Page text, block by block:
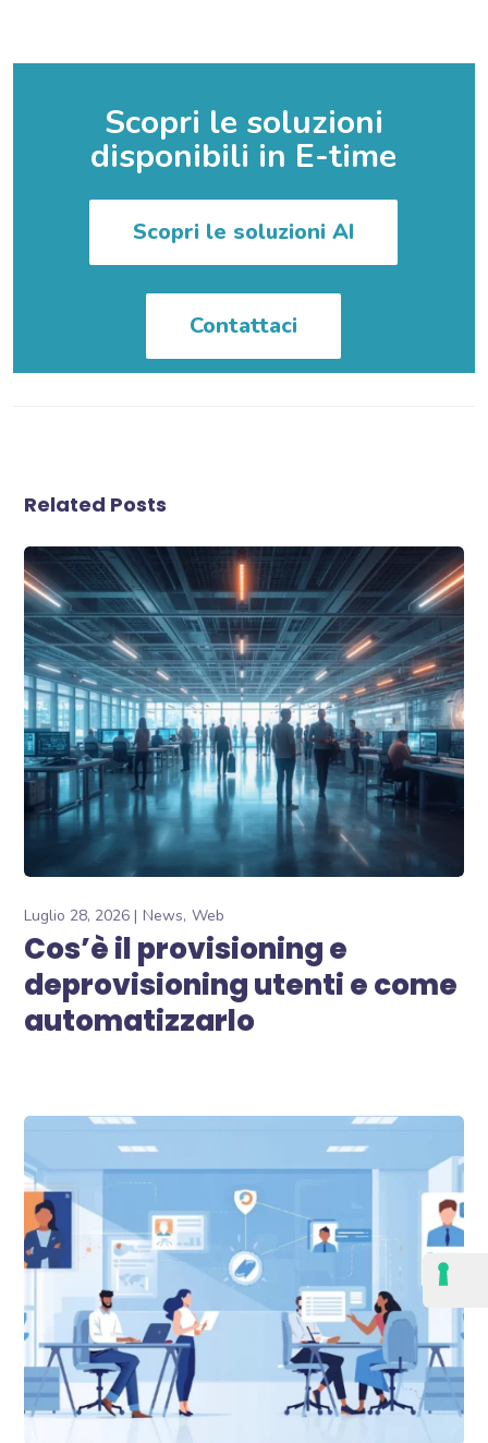
Scopri le soluzioni
disponibili in E-time
Scopri le soluzioni AI
Contattaci
Related Posts
Luglio 28, 2026 News Web
Cos’è il provisioning e
deprovisioning utenti e come
automatizzarlo